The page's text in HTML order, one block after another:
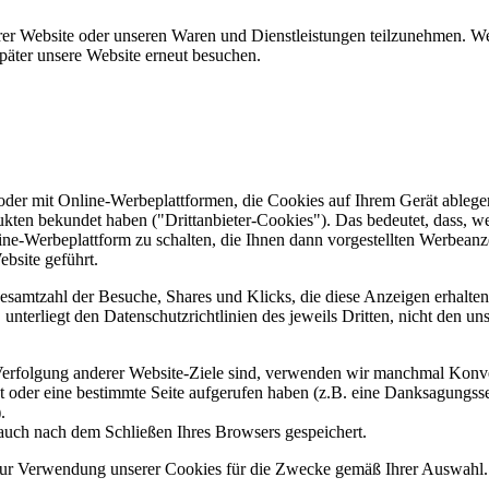
Website oder unseren Waren und Dienstleistungen teilzunehmen.
unsere Website erneut besuchen.
mit Online-Werbeplattformen, die Cookies auf Ihrem Gerät
bekundet haben ("Drittanbieter-Cookies"). Das bedeutet, dass,
Werbeplattform zu schalten, die Ihnen dann vorgestellten
geführt.
der Besuche, Shares und Klicks, die diese Anzeigen
den Datenschutzrichtlinien des jeweils Dritten, nicht den
anderer Website-Ziele sind, verwenden wir manchmal
eine bestimmte Seite aufgerufen haben (z.B. eine
nach dem Schließen Ihres Browsers gespeichert.
Verwendung unserer Cookies für die Zwecke gemäß Ihrer